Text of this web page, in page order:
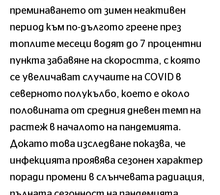
преминаването от зимен неактивен
период към по-дългото греене през
топлите месеци водят до 7 процентни
пункта забавяне на скоростта, с която
се увеличават случаите на COVID в
северното полукълбо, което е около
половината от средния дневен темп на
растеж в началото на пандемията.
Докато това изследване показва, че
инфекцията проявява сезонен характер
поради промени в слънчевата радиация,